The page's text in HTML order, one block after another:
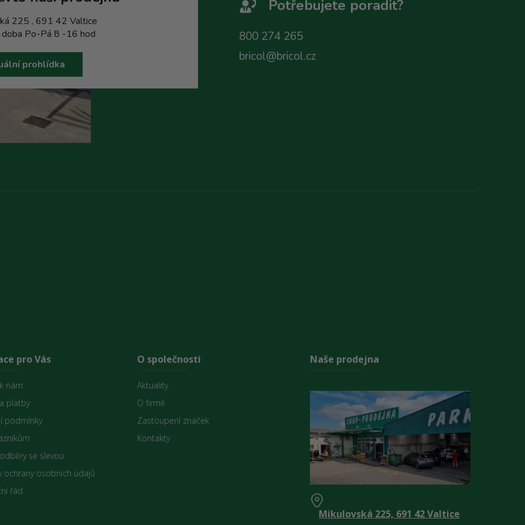
225 , 691 42 Valtice
doba Po-Pá 8 -16 hod
prohlídka
Potřebujete poradit?
800 274 265
bricol@bricol.cz
pro Vás
nám
platby
podmínky
se slevou
ochrany osobních údajů
řád
O společnosti
Aktuality
O firmě
Zastoupení značek
Kontakty
Naše prodejna
Mikulovská 225, 691 42 Valtice